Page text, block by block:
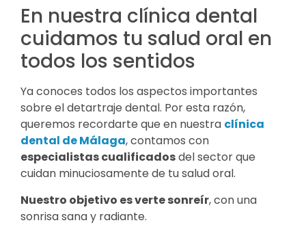
En nuestra clínica dental
cuidamos tu salud oral en
todos los sentidos
Ya conoces todos los aspectos importantes
sobre el detartraje dental. Por esta razón,
queremos recordarte que en nuestra clínica
dental de Málaga, contamos con
especialistas cualificadosdel sector que
cuidan minuciosamente de tu salud oral.
Nuestro objetivo es verte sonreír, con una
sonrisa sana y radiante.